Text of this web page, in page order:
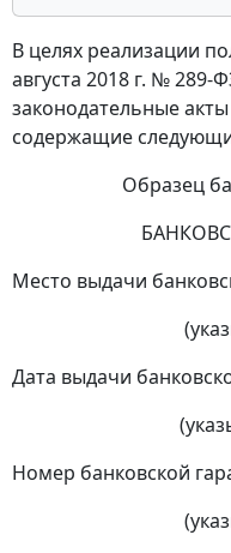
В целях реализации
августа 2018 г. №
законодательные
содержащие
Образец
БАНКОВСКАЯ
Место выдачи банковской
(указывается
Дата выдачи банковской
(указывается
Номер банковской